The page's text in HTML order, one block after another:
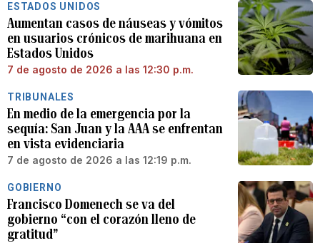
ESTADOS UNIDOS
Aumentan casos de náuseas y vómitos
en usuarios crónicos de marihuana en
Estados Unidos
7 de agosto de 2026 a las 12:30 p.m.
TRIBUNALES
En medio de la emergencia por la
sequía: San Juan y la AAA se enfrentan
en vista evidenciaria
7 de agosto de 2026 a las 12:19 p.m.
GOBIERNO
Francisco Domenech se va del
gobierno “con el corazón lleno de
gratitud”